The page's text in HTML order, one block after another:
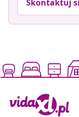
Skontaktuj